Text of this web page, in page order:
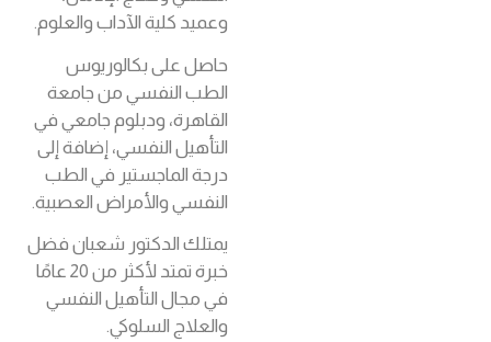
وعميد كلية الآداب والعلوم.
حاصل على بكالوريوس
الطب النفسي من جامعة
القاهرة، ودبلوم جامعي في
التأهيل النفسي، إضافة إلى
درجة الماجستير في الطب
النفسي والأمراض العصبية.
يمتلك الدكتور شعبان فضل
خبرة تمتد لأكثر من 20 عامًا
في مجال التأهيل النفسي
والعلاج السلوكي.